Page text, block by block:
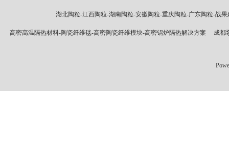
湖北陶粒-江西陶粒-湖南陶粒-安徽陶粒-重庆陶粒-广东陶粒-战
高密高温隔热材料-陶瓷纤维毯-高密陶瓷纤维模块-高密锅炉隔热解决方案 成都